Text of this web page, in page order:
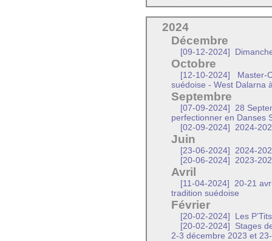
2024
Décembre
[09-12-2024]
Octobre
[12-10-2024]
Master-
suédoise - West Dalarna
Septembre
[07-09-2024]
28
perfectionner en Danses
[02-09-2024]
2024-
Juin
[23-06-2024]
2024-
[20-06-2024]
2023-
Avril
[11-04-2024]
20-21
tradition suédoise
Février
[20-02-2024]
Les
[20-02-2024]
Stages
2-3 décembre 2023 et